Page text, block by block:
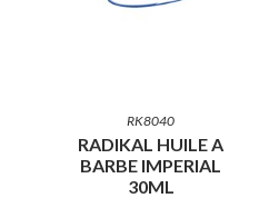
RK8040
RADIKAL HUILE A
BARBE IMPERIAL
30ML